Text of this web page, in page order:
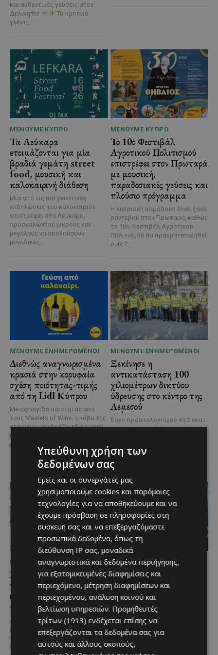
και αυθεντικές γεύσεις στον
Δελίκηπο!
Το κρητικό
γλέντι,...
ΜΈΝΟΥΜΕ ΚΎΠΡΟ
Τα Λεύκαρα
ετοιμάζονται για μία
βραδιά γεμάτη street
food, μουσική και
καλοκαιρινή διάθεση
Μία από τις πιο γευστικές
εκδηλώσεις του καλοκαιριού
επιστρέφει στα Λεύκαρα,
προσκαλώντας μικρούς και
μεγάλους να απολαύσουν
μοναδικές...
ΜΈΝΟΥΜΕ ΚΎΠΡΟ
Το 10ο Φεστιβάλ
Αγροτικού Πολιτισμού
επιστρέφει στον Πρωταρά
με μουσική,
παραδοσιακές γεύσεις και
πλούσιο πρόγραμμα
Η κυπριακή παράδοση δίνει ξανά
ραντεβού στον Πρωταρά, καθώς
το 10ο Φεστιβάλ Αγροτικού
Πολιτισμού θα πραγματοποιηθεί
στις 2...
ΜΈΝΟΥΜΕ ΕΝΗΜΕΡΩΜΈΝΟΙ
Διεθνώς αναγνωρισμένα
κρασιά στην κορυφαία
σχέση ποιότητας-τιμής
από τη Lidl Κύπρου
Με σφραγίδα ποιότητας από
τους Masters of Wine, η κάβα της
εταιρείας συνδυάζει εξαιρετική
ποικιλία, διεθνείς διακρίσεις
και...
ΜΈΝΟΥΜΕ ΕΝΗΜΕΡΩΜΈΝΟΙ
Ξεκίνησε η
αντικατάσταση 100
χιλιομέτρων δικτύου
ύδρευσης στο κέντρο της
Λεμεσού
Έργο προϋπολογισμού €9,2 εκατ.
με συγχρηματοδότηση από την
Πέμπτης, 6 Αυγούστου...
ΜΈΝΟΥΜΕ ΕΝΗΜΕΡΩΜΈΝΟΙ
Η Mercedes-Benz
γιορτάζει έναν αιώνα
ιστορίας και κοιτάζει
προς το μέλλον
Λίγες αυτοκινητοβιομηχανίες
μπορούν να ισχυριστούν ότι το
όνομά τους έγινε συνώνυμο της
ίδιας της ιστορίας του
ΜΈΝΟΥΜΕ ΕΝΗΜΕΡΩΜΈΝΟΙ
Ο τουρισμός ως εθνική
υπόθεση
Του Γιάννου Πανταζή* Είναι κοινή
πεποίθηση ότι ο τουρισμός
αποτελεί μία από τις
σημαντικότερες βιομηχανίες της
Κύπρου και διαχρονικά...
Υπεύθυνη χρήση των
δεδομένων σας
Εμείς και οι συνεργάτες μας
χρησιμοποιούμε cookies και παρόμοιες
τεχνολογίες για να αποθηκεύουμε και να
έχουμε πρόσβαση σε πληροφορίες στη
συσκευή σας και να επεξεργαζόμαστε
προσωπικά δεδομένα, όπως τη
διεύθυνση IP σας, μοναδικά
αναγνωριστικά και δεδομένα περιήγησης,
για εξατομικευμένες διαφημίσεις και
περιεχόμενο, μέτρηση διαφημίσεων και
περιεχομένου, ανάλυση κοινού και
βελτίωση υπηρεσιών. Προμηθευτές
τρίτων (1913) ενδέχεται επίσης να
επεξεργάζονται τα δεδομένα σας για
αυτούς και άλλους σκοπούς,